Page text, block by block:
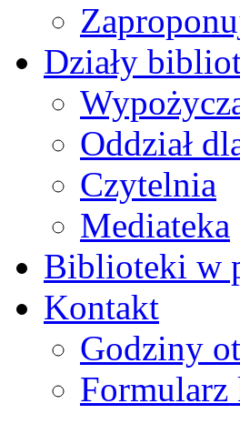
Działy
Oddział
Czytelnia
Mediateka
Biblioteki w
Kontakt
Godziny